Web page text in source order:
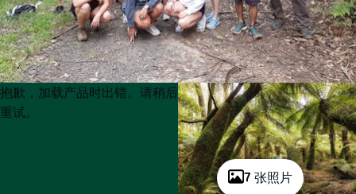
7 张照片
Product
List
Product
List
抱歉，加载产品时出错。请稍后
重试。